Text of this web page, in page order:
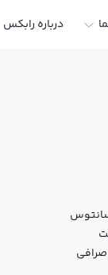
درباره رابکس
تغییرات قیمت سانتوس